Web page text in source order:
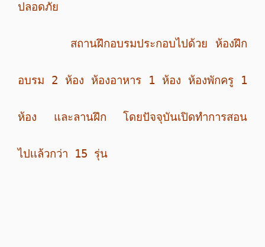
ปลอดภัย
สถานฝึกอบรมประกอบไปด้วย ห้องฝึก
อบรม 2 ห้อง ห้องอาหาร 1 ห้อง ห้องพักครู 1
ห้อง และลานฝึก โดยปัจจุบันเปิดทำการสอน
ไปเเล้วกว่า 15 รุ่น